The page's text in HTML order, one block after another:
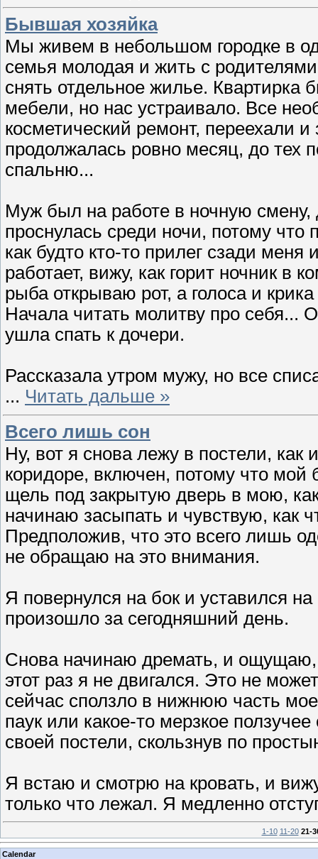
Бывшая хозяйка
Мы живем в небольшом городке в
семья молодая и жить с
снять отдельное жилье. Квартирка
мебели, но нас устраивало. Все
косметический ремонт, переехали
продолжалась ровно месяц, до тех
спальню...
Муж был на работе в ночную смену,
проснулась среди ночи, потому что
как будто кто-то прилег сзади
работает, вижу, как горит ночник в
рыба открываю рот, а голоса и
Начала читать молитву про себя...
ушла спать к дочери.
Рассказала утром мужу, но все
... Читать дальше »
Всего лишь сон
Ну, вот я снова лежу в постели,
коридоре, включен, потому что мой
щель под закрытую дверь в мою,
начинаю засыпать и чувствую, как
Предположив, что это всего лишь
не обращаю на это внимания.
Я повернулся на бок и уставился
произошло за сегодняшний день.
Снова начинаю дремать, и ощущаю,
этот раз я не двигался. Это не
сейчас сползло в нижнюю часть
паук или какое-то мерзкое
своей постели, скользнув по
Я встаю и смотрю на кровать, и
только что лежал. Я медленно
1-10 11-20 21-
Calendar